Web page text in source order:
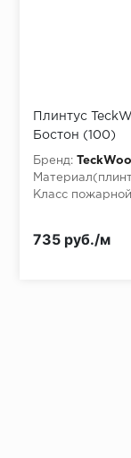
Монтаж
Плинтус
Бостон (100)
Бренд:
Класс
735 руб./м